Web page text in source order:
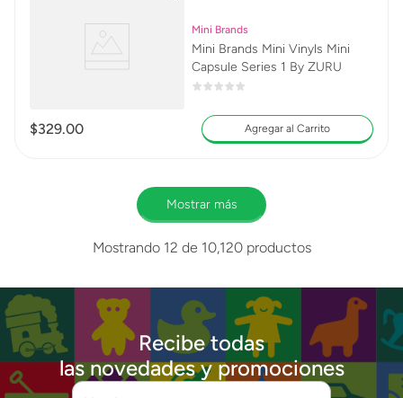
Mini Brands
Mini Brands Mini Vinyls Mini
Capsule Series 1 By ZURU
$329.00 Agregar al Carrito
Mostrar más
Mostrando 12 de 10,120productos
Recibe todas
las novedades y promociones